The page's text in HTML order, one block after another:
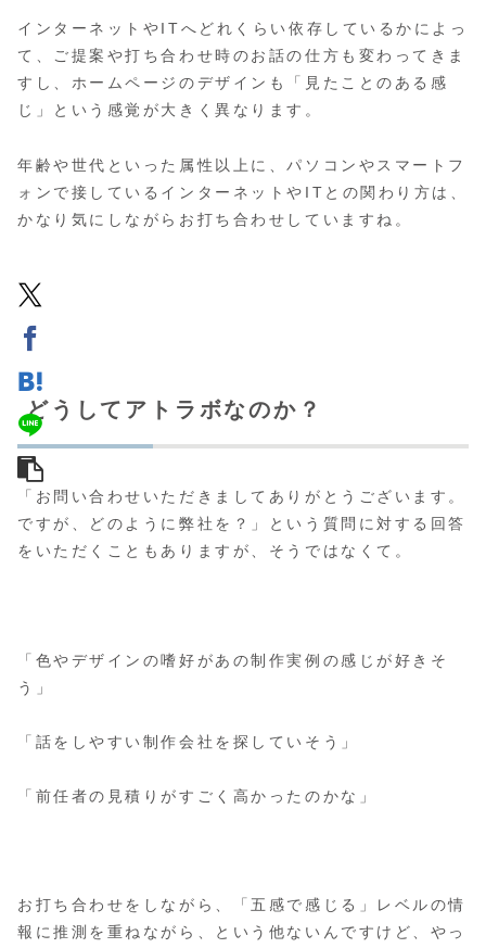
インターネットやITへどれくらい依存しているかによっ
て、ご提案や打ち合わせ時のお話の仕方も変わってきま
すし、ホームページのデザインも「見たことのある感
じ」という感覚が大きく異なります。
年齢や世代といった属性以上に、パソコンやスマートフ
ォンで接しているインターネットやITとの関わり方は、
かなり気にしながらお打ち合わせしていますね。
どうしてアトラボなのか？
「お問い合わせいただきましてありがとうございます。
ですが、どのように弊社を？」という質問に対する回答
をいただくこともありますが、そうではなくて。
「色やデザインの嗜好があの制作実例の感じが好きそ
う」
「話をしやすい制作会社を探していそう」
「前任者の見積りがすごく高かったのかな」
お打ち合わせをしながら、「五感で感じる」レベルの情
報に推測を重ねながら、という他ないんですけど、やっ